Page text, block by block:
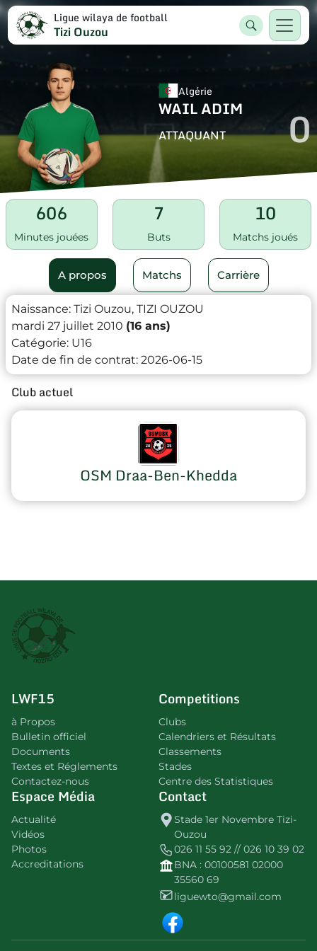
Ligue wilaya de football
Tizi Ouzou
Algérie
WAIL ADIM
ATTAQUANT 0
606
Minutes jouées
7
Buts
10
Matchs joués
A propos Matchs Carrière
Naissance: Tizi Ouzou, TIZI OUZOU
mardi 27 juillet 2010 (16 ans)
Catégorie: U16
Date de fin de contrat: 2026-06-15
Club actuel
OSM Draa-Ben-Khedda
LWF15
à Propos
Bulletin officiel
Documents
Textes et Réglements
Contactez-nous
Competitions
Clubs
Calendriers et Résultats
Classements
Stades
Centre des Statistiques
Espace Média
Actualité
Vidéos
Photos
Accreditations
Contact
Stade 1er Novembre Tizi-
Ouzou
026 11 55 92 // 026 10 39 02
BNA : 00100581 02000
35560 69
liguewto@gmail.com